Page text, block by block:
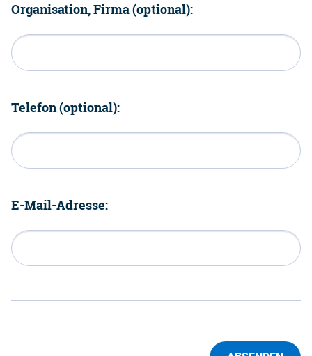
Organisation, Firma (optional):
Telefon (optional):
E-Mail-Adresse: